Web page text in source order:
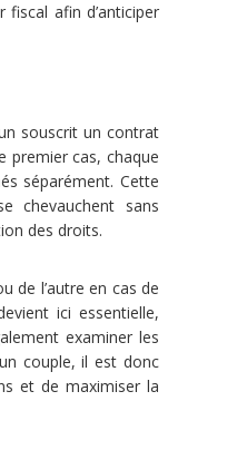
fiscal afin d’anticiper
souscrit un contrat
premier cas, chaque
séparément. Cette
chevauchent sans
des droits.
de l’autre en cas de
ici essentielle,
examiner les
couple, il est donc
et de maximiser la